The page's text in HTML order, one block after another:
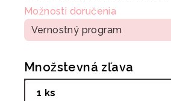
Možnosti doručenia
Vernostný program
Množstevná zľava
1 ks